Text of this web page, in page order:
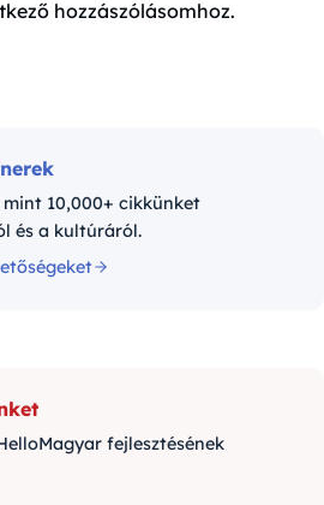
hozzászólásomhoz.
10,000+ cikkünket
és a kultúráról.
fejlesztésének